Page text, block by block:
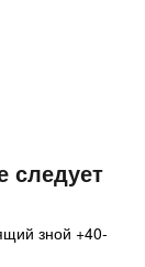
следует
зной +40-